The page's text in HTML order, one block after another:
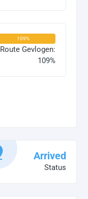
109%
Route Gevlogen:
109%
Arrived
Status